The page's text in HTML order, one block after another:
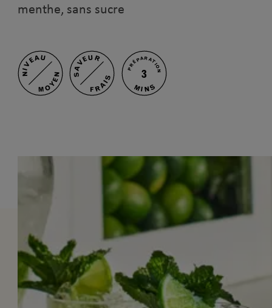
menthe, sans sucre
NIVEAU
MOYEN
SAVEUR
FRAIS
PRÉPARATION
3
MINS